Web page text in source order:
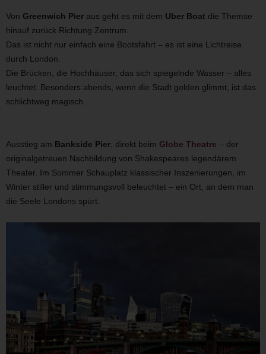
Von Greenwich Pier aus geht es mit dem Uber Boat die Themse
hinauf zurück Richtung Zentrum.
Das ist nicht nur einfach eine Bootsfahrt – es ist eine Lichtreise
durch London.
Die Brücken, die Hochhäuser, das sich spiegelnde Wasser – alles
leuchtet. Besonders abends, wenn die Stadt golden glimmt, ist das
schlichtweg magisch.
Ausstieg am Bankside Pier , direkt beim Globe Theatre – der
originalgetreuen Nachbildung von Shakespeares legendärem
Theater. Im Sommer Schauplatz klassischer Inszenierungen, im
Winter stiller und stimmungsvoll beleuchtet – ein Ort, an dem man
die Seele Londons spürt.